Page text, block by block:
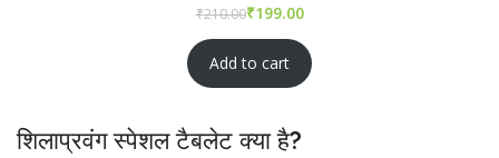
₹
₹
Add to cart
शिलाप्रवंग स्पेशल टैबलेट क्या है?